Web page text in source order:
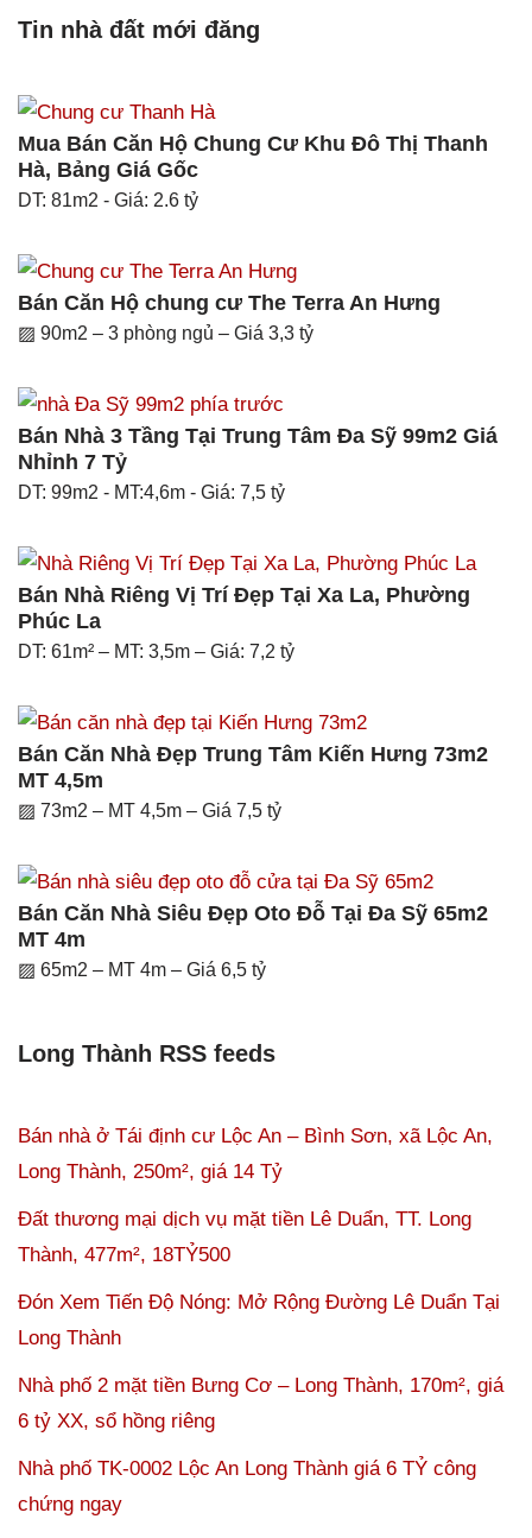
Tin nhà đất mới đăng
Mua Bán Căn Hộ Chung Cư Khu Đô Thị Thanh
Hà, Bảng Giá Gốc
DT: 81m2 - Giá: 2.6 tỷ
Bán Căn Hộ chung cư The Terra An Hưng
▨ 90m2 – 3 phòng ngủ – Giá 3,3 tỷ
Bán Nhà 3 Tầng Tại Trung Tâm Đa Sỹ 99m2 Giá
Nhỉnh 7 Tỷ
DT: 99m2 - MT:4,6m - Giá: 7,5 tỷ
Bán Nhà Riêng Vị Trí Đẹp Tại Xa La, Phường
Phúc La
DT: 61m² – MT: 3,5m – Giá: 7,2 tỷ
Bán Căn Nhà Đẹp Trung Tâm Kiến Hưng 73m2
MT 4,5m
▨ 73m2 – MT 4,5m – Giá 7,5 tỷ
Bán Căn Nhà Siêu Đẹp Oto Đỗ Tại Đa Sỹ 65m2
MT 4m
▨ 65m2 – MT 4m – Giá 6,5 tỷ
Long Thành RSS feeds
Bán nhà ở Tái định cư Lộc An – Bình Sơn, xã Lộc An,
Long Thành, 250m², giá 14 Tỷ
Đất thương mại dịch vụ mặt tiền Lê Duẩn, TT. Long
Thành, 477m², 18TỶ500
Đón Xem Tiến Độ Nóng: Mở Rộng Đường Lê Duẩn Tại
Long Thành
Nhà phố 2 mặt tiền Bưng Cơ – Long Thành, 170m², giá
6 tỷ XX, sổ hồng riêng
Nhà phố TK-0002 Lộc An Long Thành giá 6 TỶ công
chứng ngay